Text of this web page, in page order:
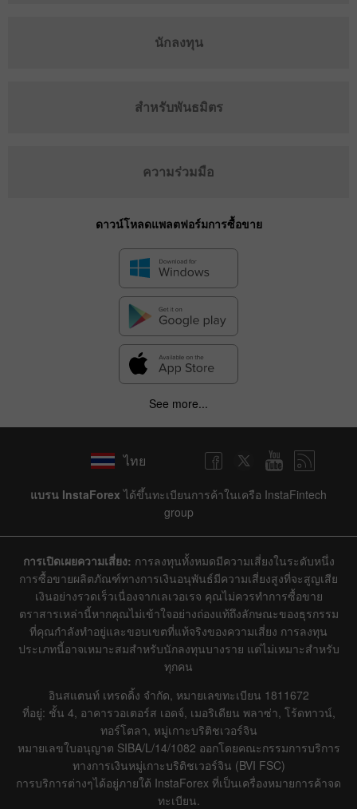
นักลงทุน
สำหรับพันธมิตร
ความร่วมมือ
ดาวน์โหลดแพลตฟอร์มการซื้อขาย
See more...
ไทย
แบรน InstaForex ได้ขึ้นทะเบียนการค้าในเครือ InstaFintech
group
การเปิดเผยความเสี่ยง: การลงทุนทั้งหมดมีความเสี่ยงในระดับหนึ่ง
การซื้อขายผลิตภัณฑ์ทางการเงินอนุพันธ์มีความเสี่ยงสูงที่จะสูญเสีย
เงินอย่างรวดเร็วเนื่องจากเลเวอเรจ คุณไม่ควรทำการซื้อขาย
ตราสารเหล่านี้หากคุณไม่เข้าใจอย่างถ่องแท้ถึงลักษณะของธุรกรรม
ที่คุณกำลังทำอยู่และขอบเขตที่แท้จริงของความเสี่ยง การลงทุน
ประเภทนี้อาจเหมาะสมสำหรับนักลงทุนบางราย แต่ไม่เหมาะสำหรับ
ทุกคน
อินสแตนท์ เทรดดิ้ง จำกัด, หมายเลขทะเบียน 1811672
ที่อยู่: ชั้น 4, อาคารวอเตอร์ส เอดจ์, เมอริเดียน พลาซ่า, โร้ดทาวน์,
ทอร์โตลา, หมู่เกาะบริติชเวอร์จิน
หมายเลขใบอนุญาต SIBA/L/14/1082 ออกโดยคณะกรรมการบริการ
ทางการเงินหมู่เกาะบริติชเวอร์จิน (BVI FSC)
การบริการต่างๆได้อยู่ภายใต้ InstaForex ที่เป็นเครื่องหมายการค้าจด
ทะเบียน.